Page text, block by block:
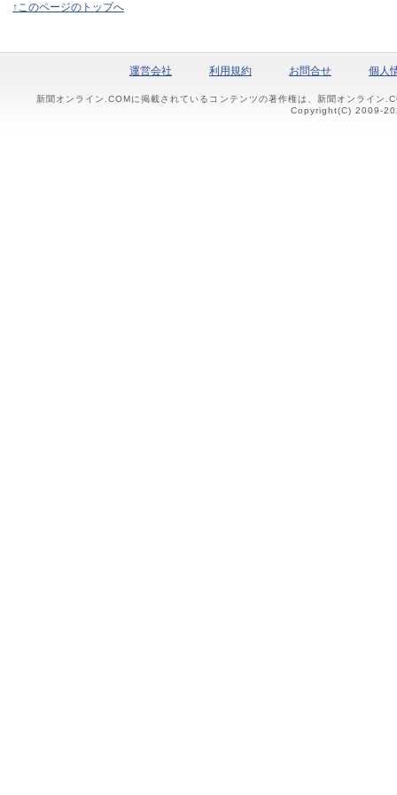
↑このページのトップへ
運営会社 利用規約 お問合せ 個人
新聞オンライン.COMに掲載されているコンテンツの著作権は、新聞オンライン
Copyright(C) 2009-